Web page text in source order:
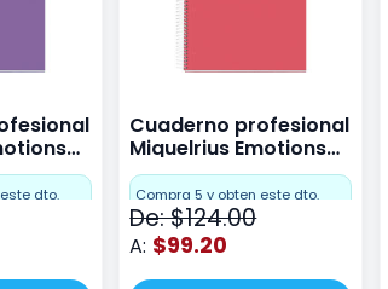
Purpura
dto.
Cuaderno profesional
Miquelrius Emotions
raya 80 hojas Coral
Compra 5 y obten este dto.
De: $124.00
A: $99.20